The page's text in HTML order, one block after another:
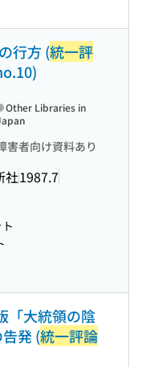
行方 (統一評
害者向け資料あり
社1987.7
Other Libraries in
「大統領の陰
発 (統一評論